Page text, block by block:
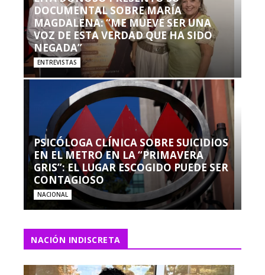
DOCUMENTAL SOBRE MARÍA
MAGDALENA: “ME MUEVE SER UNA
VOZ DE ESTA VERDAD QUE HA SIDO
NEGADA”
ENTREVISTAS
PSICÓLOGA CLÍNICA SOBRE SUICIDIOS
EN EL METRO EN LA “PRIMAVERA
GRIS”: EL LUGAR ESCOGIDO PUEDE SER
CONTAGIOSO
NACIONAL
NACIÓN INDISCRETA